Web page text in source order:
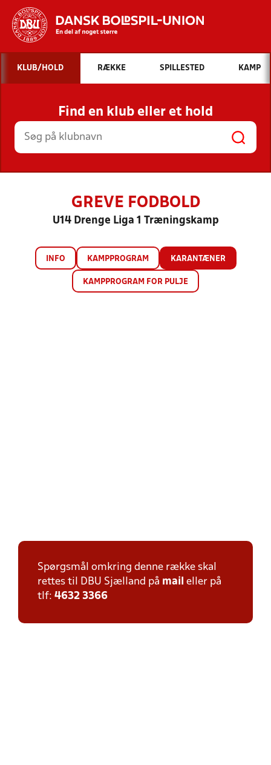
Hvad vil du søge efter?
INDHOLD OG NYHEDER
STILLINGER, RESULTATER, KLUBBER OG
HOLD
KLUB/HOLD RÆKKE SPILLESTED KAMP
Find en klub eller et hold
GREVE FODBOLD
U14 Drenge Liga 1 Træningskamp
INFO KAMPPROGRAM KARANTÆNER
KAMPPROGRAM FOR PULJE
Spørgsmål omkring denne række skal
rettes til DBU Sjælland på mail eller på
tlf: 4632 3366